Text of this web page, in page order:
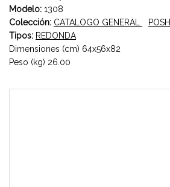
Modelo: 1308
Colección: CATALOGO GENERAL
POSH
Tipos: REDONDA
Dimensiones (cm) 64x56x82
Peso (kg) 26.00